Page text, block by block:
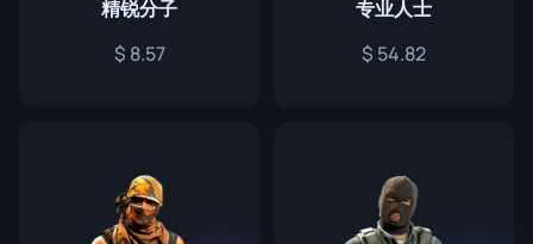
精锐分子
8.57
专业人士
54.82